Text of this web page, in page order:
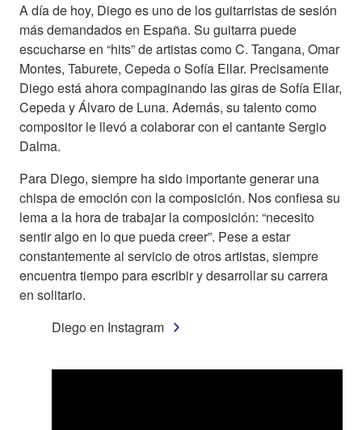
A día de hoy, Diego es uno de los guitarristas de sesión
más demandados en España. Su guitarra puede
escucharse en “hits” de artistas como C. Tangana, Omar
Montes, Taburete, Cepeda o Sofía Ellar. Precisamente
Diego está ahora compaginando las giras de Sofía Ellar,
Cepeda y Álvaro de Luna. Además, su talento como
compositor le llevó a colaborar con el cantante Sergio
Dalma.
Para Diego, siempre ha sido importante generar una
chispa de emoción con la composición. Nos confiesa su
lema a la hora de trabajar la composición: “necesito
sentir algo en lo que pueda creer”. Pese a estar
constantemente al servicio de otros artistas, siempre
encuentra tiempo para escribir y desarrollar su carrera
en solitario.
Diego en Instagram